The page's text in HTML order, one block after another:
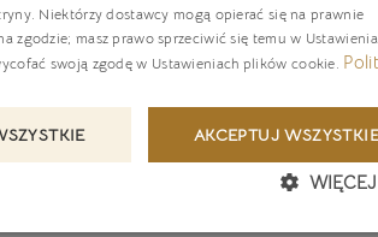
Niektórzy dostawcy mogą opierać się na prawnie
zgodzie; masz prawo sprzeciwić się temu w
swoją zgodę w Ustawieniach plików cookie.
AKCEPTUJ WSZYSTKIE